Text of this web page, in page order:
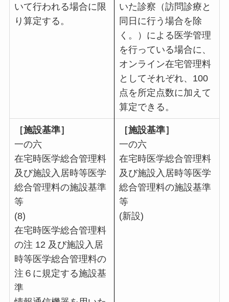
いて行われる場合に限
り算定する。
いた診察（訪問診療と
同日に行う場合を除
く。）による医学管理
を行っている場合に、
オンライン在宅管理料
としてそれぞれ、100
点を所定点数に加えて
算定できる。
［施設基準］
一の六
在宅時医学総合管理料
及び施設入居時等医学
総合管理料の施設基準
等
(8)
在宅時医学総合管理料
の注 12 及び施設入居
時等医学総合管理料の
注６に規定する施設基
準
［施設基準］
一の六
在宅時医学総合管理料
及び施設入居時等医学
総合管理料の施設基準
等
(新設)